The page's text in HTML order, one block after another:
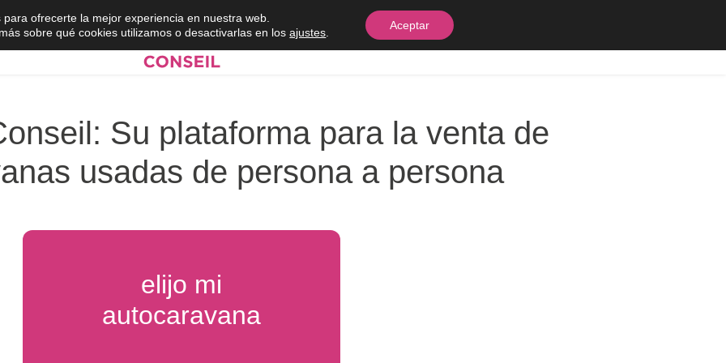
equipos
Su plataforma para la venta de
usadas de persona a persona
elijo mi
autocaravana
para ofrecerte la mejor experiencia en nuestra web.
sobre qué cookies utilizamos o desactivarlas en losajustes
Aceptar